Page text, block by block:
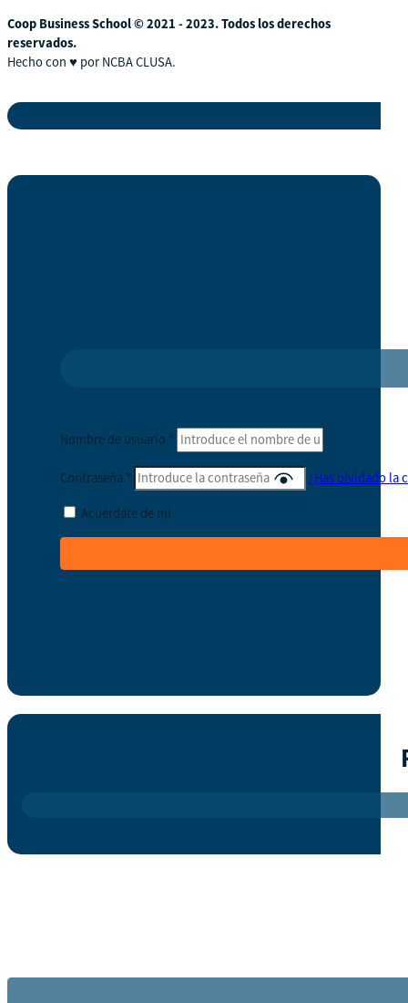
Coop Business School © 2021 - 2023. Todos los derechos
reservados.
Hecho con ♥ por NCBA CLUSA.
Nombre de usuario *
Contraseña * ¿Has olvidado la
Acuérdate de mí